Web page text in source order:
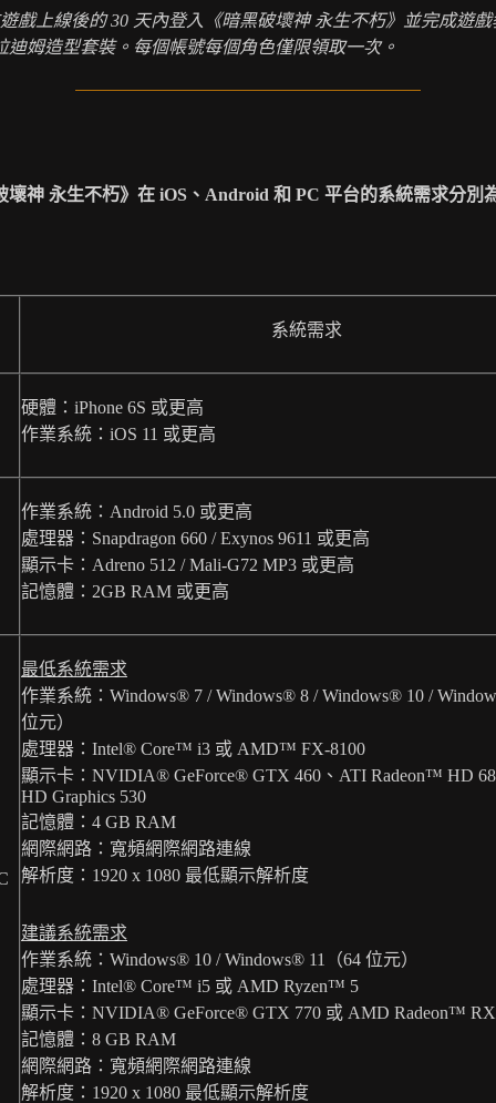
戲上線後的30 天內登入《暗黑破壞神 永生不朽》並完成遊
迪姆造型套裝。每個帳號每個角色僅限領取一次。
壞神 永生不朽》在 iOS 、 Android 和 PC 平台的系統需求分別
系統需求
硬體：iPhone 6S 或更高
作業系統：iOS 11 或更高
作業系統：Android 5.0 或更高
處理器：Snapdragon 660 / Exynos 9611 或更高
顯示卡：Adreno 512 / Mali-G72 MP3 或更高
記憶體：2GB RAM 或更高
最低系統需求
作業系統：Windows® 7 / Windows® 8 / Windows® 10 /
位元）
處理器：Intel® Core™ i3 或 AMD™ FX-8100
顯示卡：NVIDIA® GeForce® GTX 460、ATI Radeon™ HD
HD Graphics 530
記憶體：4 GB RAM
網際網路：寬頻網際網路連線
解析度：1920 x 1080 最低顯示解析度
建議系統需求
作業系統：Windows® 10 / Windows® 11（64 位元）
處理器：Intel® Core™ i5 或 AMD Ryzen™ 5
顯示卡：NVIDIA® GeForce® GTX 770 或 AMD Radeon™
記憶體：8 GB RAM
網際網路：寬頻網際網路連線
解析度：1920 x 1080 最低顯示解析度